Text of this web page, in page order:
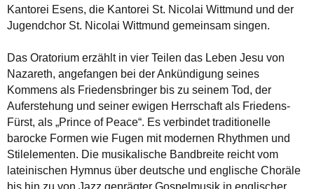
Kantorei Esens, die Kantorei St. Nicolai Wittmund und der
Jugendchor St. Nicolai Wittmund gemeinsam singen.
Das Oratorium erzählt in vier Teilen das Leben Jesu von
Nazareth, angefangen bei der Ankündigung seines
Kommens als Friedensbringer bis zu seinem Tod, der
Auferstehung und seiner ewigen Herrschaft als Friedens-
Fürst, als „Prince of Peace“. Es verbindet traditionelle
barocke Formen wie Fugen mit modernen Rhythmen und
Stilelementen. Die musikalische Bandbreite reicht vom
lateinischen Hymnus über deutsche und englische Choräle
bis hin zu von Jazz geprägter Gospelmusik in englischer